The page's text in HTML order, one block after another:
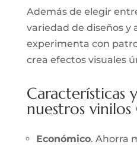
Además de elegir
variedad de diseños y
experimenta con
crea efectos visuales
Características
nuestros vinilos
Económico. Ahorra